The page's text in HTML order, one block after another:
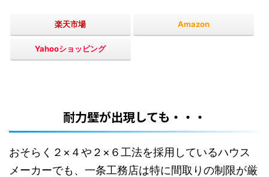
楽天市場 Amazon
Yahooショッピング
耐力壁が出現しても・・・
おそらく２×４や２×６工法を採用しているハウス
メーカーでも、一条工務店は特に間取りの制限が厳